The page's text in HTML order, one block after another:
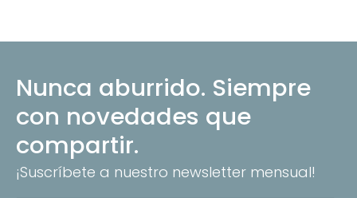
Nunca aburrido. Siempre
con novedades que
compartir.
¡Suscríbete a nuestro newsletter mensual!